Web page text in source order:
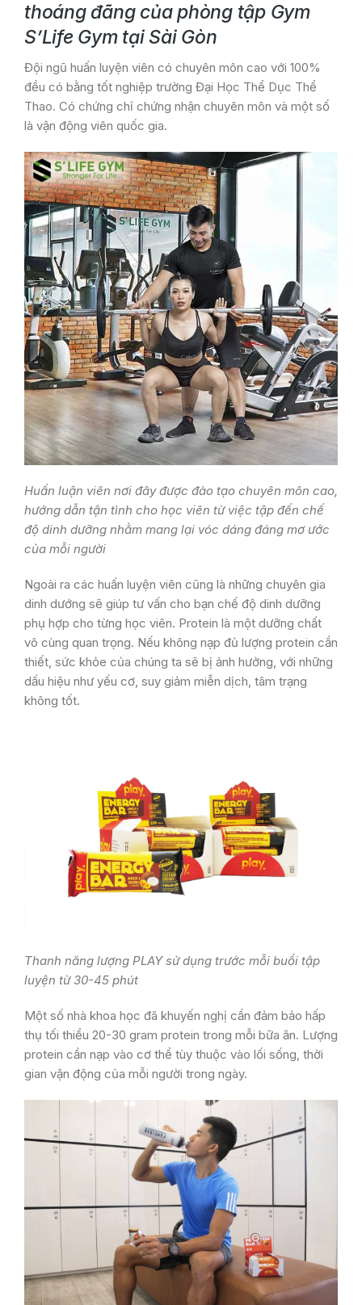
thoáng đãng của phòng tập Gym
S’Life Gym tại Sài Gòn
Đội ngũ huấn luyện viên có chuyên môn cao với 100%
đều có bằng tốt nghiệp trường Đại Học Thể Dục Thể
Thao. Có chứng chỉ chứng nhận chuyên môn và một số
là vận động viên quốc gia.
Huấn luận viên nơi đây được đào tạo chuyên môn cao,
hướng dẫn tận tình cho học viên từ việc tập đến chế
độ dinh dưỡng nhằm mang lại vóc dáng đáng mơ ước
của mỗi người
Ngoài ra các huấn luyện viên cũng là những chuyên gia
dinh dướng sẽ giúp tư vấn cho bạn chế độ dinh dưỡng
phụ hợp cho từng học viên. Protein là một dưỡng chất
vô cùng quan trọng. Nếu không nạp đủ lượng protein cần
thiết, sức khỏe của chúng ta sẽ bị ảnh hưởng, với những
dấu hiệu như yếu cơ, suy giảm miễn dịch, tâm trạng
không tốt.
Thanh năng lượng PLAY sử dụng trước mỗi buổi tập
luyện từ 30-45 phút
Một số nhà khoa học đã khuyến nghị cần đảm bảo hấp
thụ tối thiểu 20-30 gram protein trong mỗi bữa ăn. Lượng
protein cần nạp vào cơ thể tùy thuộc vào lối sống, thời
gian vận động của mỗi người trong ngày.